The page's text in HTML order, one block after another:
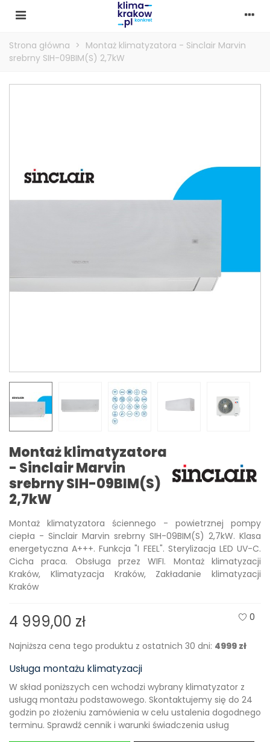
Strona główna > Montaż klimatyzatora - Sinclair Marvin
srebrny SIH-09BIM(S) 2,7kW
Montaż klimatyzatora
- Sinclair Marvin
srebrny SIH-09BIM(S)
2,7kW
Montaż klimatyzatora ściennego - powietrznej pompy
ciepła - Sinclair Marvin srebrny SIH-09BIM(S) 2,7kW. Klasa
energetyczna A+++. Funkcja "I FEEL". Sterylizacja LED UV-C.
Cicha praca. Obsługa przez WIFI. Montaż klimatyzacji
Kraków, Klimatyzacja Kraków, Zakładanie klimatyzacji
Kraków
4 999,00 zł 0
Najniższa cena tego produktu z ostatnich 30 dni: 4999 zł
Usługa montażu klimatyzacji
W skład poniższych cen wchodzi wybrany klimatyzator z
usługą montażu podstawowego. Skontaktujemy się do 24
godzin po złożeniu zamówienia w celu ustalenia dogodnego
terminu. Sprawdź cennik i warunki świadczenia usług